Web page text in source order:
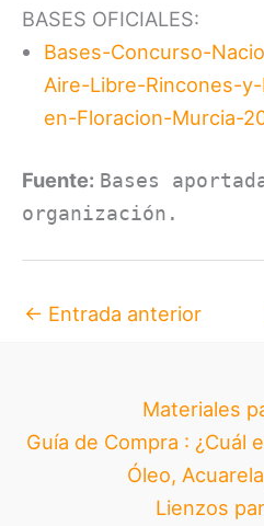
BASES OFICIALES:
Bases-Concurso-
Aire-Libre-Rincones-
en-Floracion-Murcia-
Fuente: Bases
organización.
← Entrada anterior
Materiales
Guía de Compra : ¿Cuál
Óleo,
Lienzos